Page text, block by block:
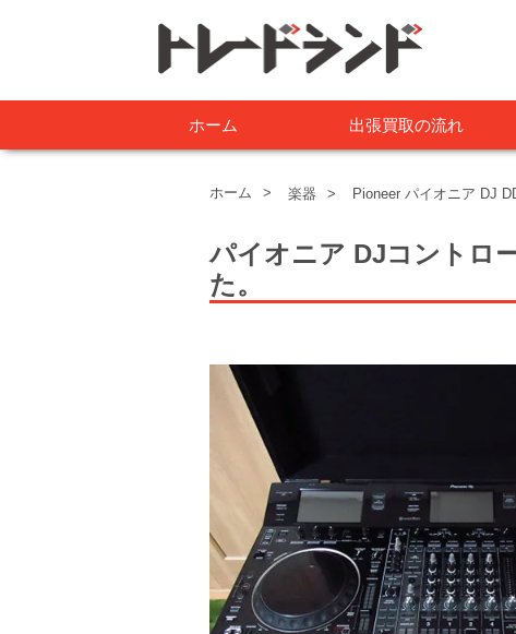
ホーム 出張買取の流れ
ホーム 楽器 Pioneer パイオニア DJ
パイオニア DJコントロ
た。